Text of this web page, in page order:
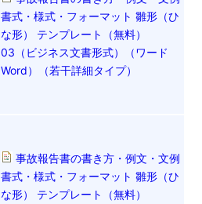
書式・様式・フォーマット 雛形（ひ
な形） テンプレート（無料）
03（ビジネス文書形式）（ワード
Word）（若干詳細タイプ）
事故報告書の書き方・例文・文例
書式・様式・フォーマット 雛形（ひ
な形） テンプレート（無料）